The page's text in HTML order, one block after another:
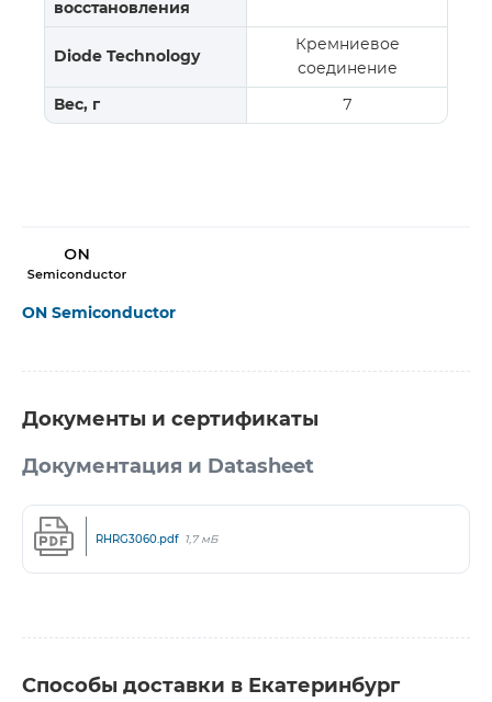
восстановления
Diode Technology
Кремниевое
соединение
Вес, г 7
ON Semiconductor
Документы и сертификаты
Документация и Datasheet
RHRG3060.pdf 1,7 мБ
Способы доставки в Екатеринбург